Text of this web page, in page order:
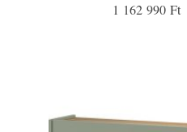
1 162 990 Ft